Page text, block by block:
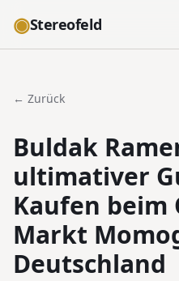
◉Stereofeld
← Zurück
Buldak
ultimativer
Kaufen beim
Markt
Deutschland